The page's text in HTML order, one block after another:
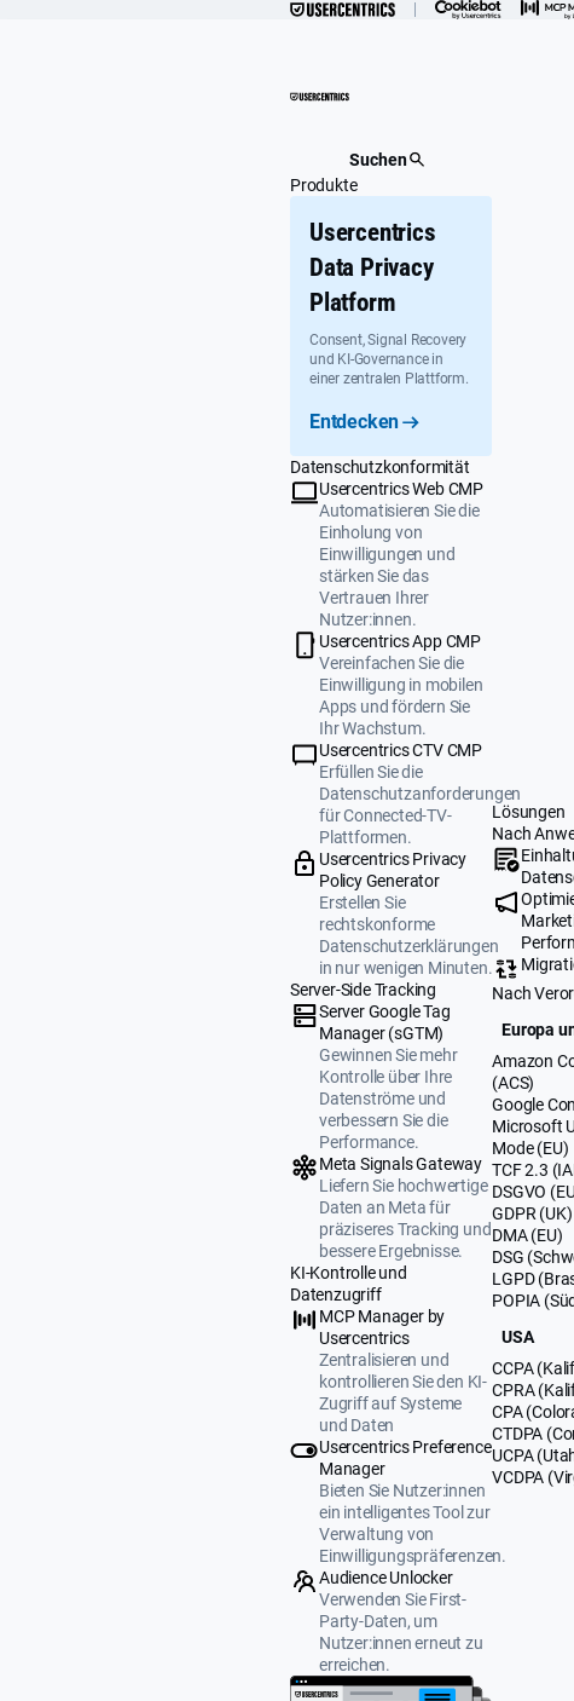
Suchen
Produkte
Usercentrics
Data Privacy
Platform
Consent, Signal Recovery
und KI-Governance in
einer zentralen Plattform.
Entdecken
Datenschutzkonformität
Usercentrics Web CMP
Automatisieren Sie die
Einholung von
Einwilligungen und
stärken Sie das
Vertrauen Ihrer
Nutzer:innen.
Usercentrics App CMP
Vereinfachen Sie die
Einwilligung in mobilen
Apps und fördern Sie
Ihr Wachstum.
Usercentrics CTV CMP
Erfüllen Sie die
Datenschutzanforderungen
für Connected-TV-
Plattformen.
Usercentrics Privacy
Policy Generator
Erstellen Sie
rechtskonforme
Datenschutzerklärungen
in nur wenigen Minuten.
Server-Side Tracking
Server Google Tag
Manager (sGTM)
Gewinnen Sie mehr
Kontrolle über Ihre
Datenströme und
verbessern Sie die
Performance.
Meta Signals Gateway
Liefern Sie hochwertige
Daten an Meta für
präziseres Tracking und
bessere Ergebnisse.
KI-Kontrolle und
Datenzugriff
MCP Manager by
Usercentrics
Zentralisieren und
kontrollieren Sie den KI-
Zugriff auf Systeme
und Daten
Usercentrics Preference
Manager
Bieten Sie Nutzer:innen
ein intelligentes Tool zur
Verwaltung von
Einwilligungspräferenzen.
Audience Unlocker
Verwenden Sie First-
Party-Daten, um
Nutzer:innen erneut zu
erreichen.
Lösungen
Nach
Nach
Europa
Amazon
(ACS)
Google
Microsoft
Mode (EU)
TCF 2.3
DSGVO
GDPR (UK)
DMA (EU)
DSG
LGPD
POPIA
USA
CCPA
CPRA
CPA
CTDPA
UCPA
VCDPA